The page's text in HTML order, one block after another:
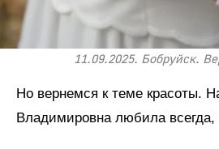
11.09.2025. Бобруйск.
Но вернемся к теме красоты.
Владимировна любила всегда,